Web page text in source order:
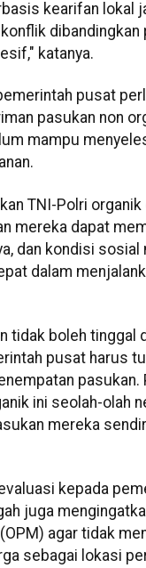
kearifan lokal
dibandingkan
katanya.
pusat
pasukan non
mampu
TNI-Polri
mereka dapat
dan kondisi sosial
dalam
tidak boleh tinggal
pusat harus
pasukan.
ini seolah-olah
mereka
kepada
juga
agar tidak
sebagai lokasi